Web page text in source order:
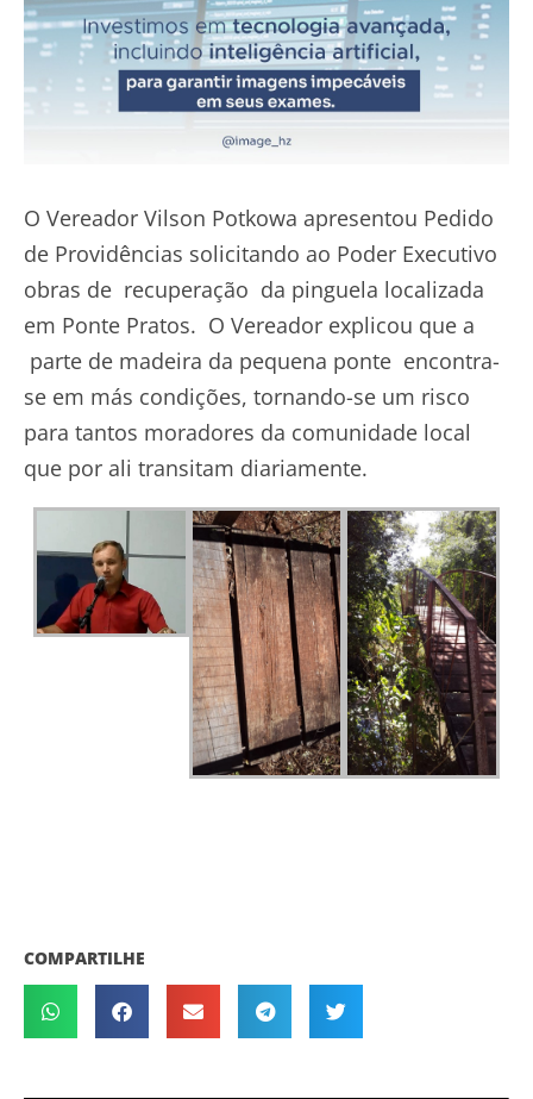
O Vereador Vilson Potkowa apresentou Pedido
de Providências solicitando ao Poder Executivo
obras de recuperação da pinguela localizada
em Ponte Pratos. O Vereador explicou que a
parte de madeira da pequena ponte encontra-
se em más condições, tornando-se um risco
para tantos moradores da comunidade local
que por ali transitam diariamente.
COMPARTILHE